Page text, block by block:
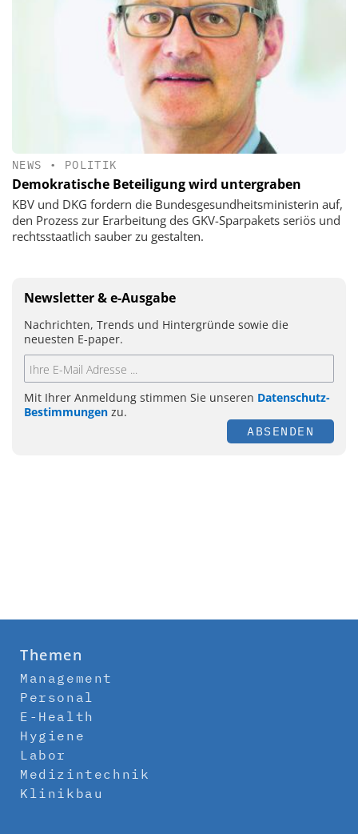
NEWS • POLITIK
Demokratische Beteiligung wird untergraben
KBV und DKG fordern die Bundesgesundheitsministerin auf,
den Prozess zur Erarbeitung des GKV-Sparpakets seriös und
rechtsstaatlich sauber zu gestalten.
Newsletter & e-Ausgabe
Nachrichten, Trends und Hintergründe sowie die
neuesten E-paper.
Mit Ihrer Anmeldung stimmen Sie unseren Datenschutz-
Bestimmungen zu.
ABSENDEN
Themen
Management
Personal
E-Health
Hygiene
Labor
Medizintechnik
Klinikbau